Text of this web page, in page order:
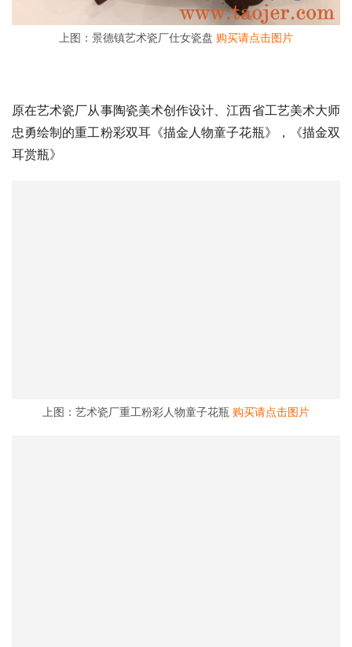
上图：景德镇艺术瓷厂仕女瓷盘 购买请点击图片
原在艺术瓷厂从事陶瓷美术创作设计、江西省工艺美术大师
忠勇绘制的重工粉彩双耳《描金人物童子花瓶》，《描金双
耳赏瓶》
上图：艺术瓷厂重工粉彩人物童子花瓶 购买请点击图片